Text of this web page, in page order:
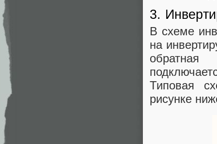
3.
В схеме
на
Типовая
рисунке